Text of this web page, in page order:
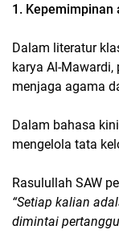
1. Kepemimpinan
Dalam literatur
karya Al-
menjaga agama
Dalam bahasa
mengelola tata
Rasulullah SAW
“Setiap kalian
dimintai